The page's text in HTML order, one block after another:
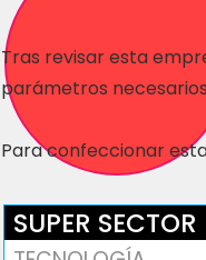
Tras revisar esta
parámetros
Para confeccionar
SUPER SECTOR